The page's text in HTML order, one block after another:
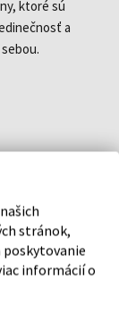
ktoré sú
a
balenie a
stránok,
poskytovanie
informácií o